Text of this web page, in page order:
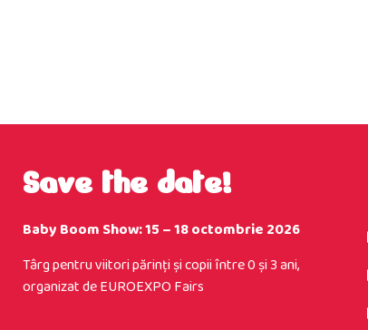
Save the date!
Baby Boom Show: 15 – 18 octombrie 2026
Târg pentru viitori părinţi şi copii între 0 şi 3 ani,
organizat de EUROEXPO Fairs